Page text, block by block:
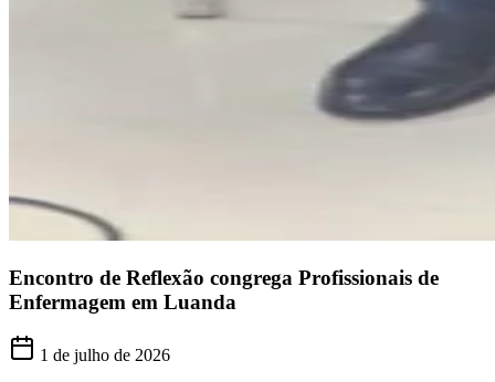
Encontro de Reflexão congrega Profissionais de
Enfermagem em Luanda
1 de julho de 2026